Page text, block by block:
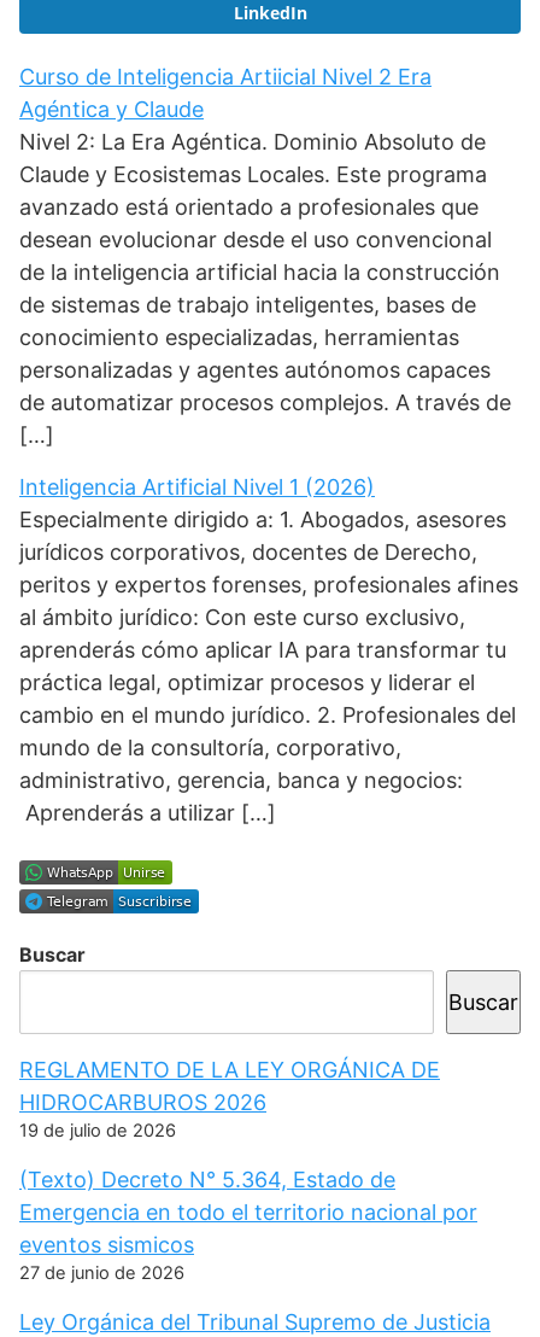
LinkedIn
Curso de Inteligencia Artiicial Nivel 2 Era
Agéntica y Claude
Nivel 2: La Era Agéntica. Dominio Absoluto de
Claude y Ecosistemas Locales. Este programa
avanzado está orientado a profesionales que
desean evolucionar desde el uso convencional
de la inteligencia artificial hacia la construcción
de sistemas de trabajo inteligentes, bases de
conocimiento especializadas, herramientas
personalizadas y agentes autónomos capaces
de automatizar procesos complejos. A través de
[…]
Inteligencia Artificial Nivel 1 (2026)
Especialmente dirigido a: 1. Abogados, asesores
jurídicos corporativos, docentes de Derecho,
peritos y expertos forenses, profesionales afines
al ámbito jurídico: Con este curso exclusivo,
aprenderás cómo aplicar IA para transformar tu
práctica legal, optimizar procesos y liderar el
cambio en el mundo jurídico. 2. Profesionales del
mundo de la consultoría, corporativo,
administrativo, gerencia, banca y negocios:
Aprenderás a utilizar […]
Buscar
Buscar
REGLAMENTO DE LA LEY ORGÁNICA DE
HIDROCARBUROS 2026
19 de julio de 2026
(Texto) Decreto N° 5.364, Estado de
Emergencia en todo el territorio nacional por
eventos sismicos
27 de junio de 2026
Ley Orgánica del Tribunal Supremo de Justicia